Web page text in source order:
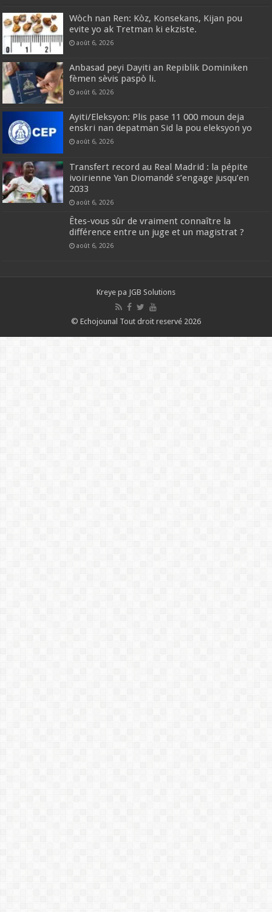
Wòch nan Ren: Kòz, Konsekans, Kijan pou
evite yo ak Tretman ki ekziste.
août 6, 2026
Anbasad peyi Dayiti an Repiblik Dominiken
fèmen sèvis paspò li.
août 6, 2026
Ayiti/Eleksyon: Plis pase 11 000 moun deja
enskri nan depatman Sid la pou eleksyon yo
août 6, 2026
Transfert record au Real Madrid : la pépite
ivoirienne Yan Diomandé s’engage jusqu’en
2033
août 6, 2026
Êtes-vous sûr de vraiment connaître la
différence entre un juge et un magistrat ?
août 6, 2026
Kreye pa JGB Solutions
© Echojounal Tout droit reservé 2026